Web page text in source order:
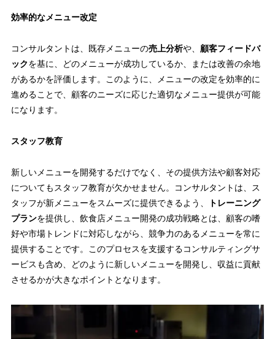
効率的なメニュー改定
コンサルタントは、既存メニューの売上分析や、 顧客フィードバ
ックを基に、どのメニューが成功しているか、または改善の余地
があるかを評価します。このように、メニューの改定を効率的に
進めることで、顧客のニーズに応じた適切なメニュー提供が可能
になります。
スタッフ教育
新しいメニューを開発するだけでなく、その提供方法や顧客対応
についてもスタッフ教育が欠かせません。コンサルタントは、ス
タッフが新メニューをスムーズに提供できるよう、
トレーニング
プランを提供し、飲食店メニュー開発の成功戦略とは、顧客の嗜
好や市場トレンドに対応しながら、競争力のあるメニューを常に
提供することです。このプロセスを支援するコンサルティングサ
ービスも含め、どのように新しいメニューを開発し、収益に貢献
させるかが大きなポイントとなります。